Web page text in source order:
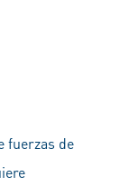
fuerzas de